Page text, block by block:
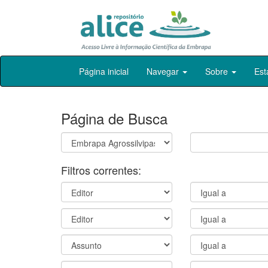
Skip
Página inicial Navegar Sobre
Página de Busca
Filtros correntes: